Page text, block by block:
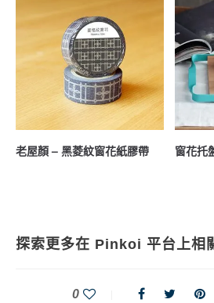
老屋顏 – 黑菱紋窗花紙膠帶 窗花托
探索更多在 Pinkoi 平台上相
0